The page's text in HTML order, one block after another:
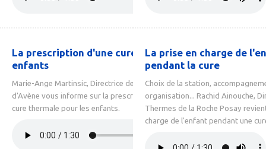
La prescription d'une cure pour
enfants
Marie-Ange Martinsic, Directrice des Thermes
d'Avène vous informe sur la prescription d'une
cure thermale pour les enfants.
La prise en charge de
pendant la cure
Choix de la station,
organisation... Rachid Ainouche,
Thermes de la Roche Posay
charge de l'enfant pendant une